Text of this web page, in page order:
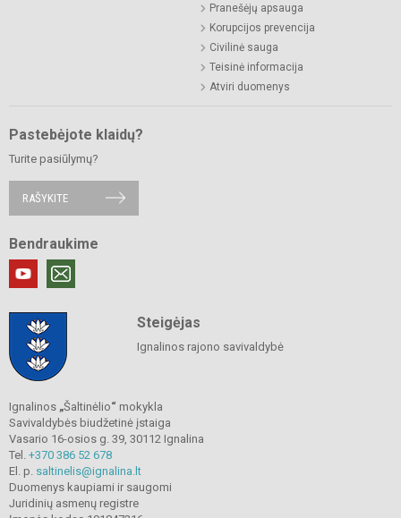
Pranešėjų apsauga
Korupcijos prevencija
Civilinė sauga
Teisinė informacija
Atviri duomenys
Pastebėjote klaidų?
Turite pasiūlymų?
RAŠYKITE
Bendraukime
Steigėjas
Ignalinos rajono savivaldybė
Ignalinos „Šaltinėlio“ mokykla
Savivaldybės biudžetinė įstaiga
Vasario 16-osios g. 39, 30112 Ignalina
Tel. +370 386 52 678
El. p. saltinelis@ignalina.lt
Duomenys kaupiami ir saugomi
Juridinių asmenų registre